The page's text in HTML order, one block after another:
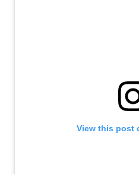
View this post